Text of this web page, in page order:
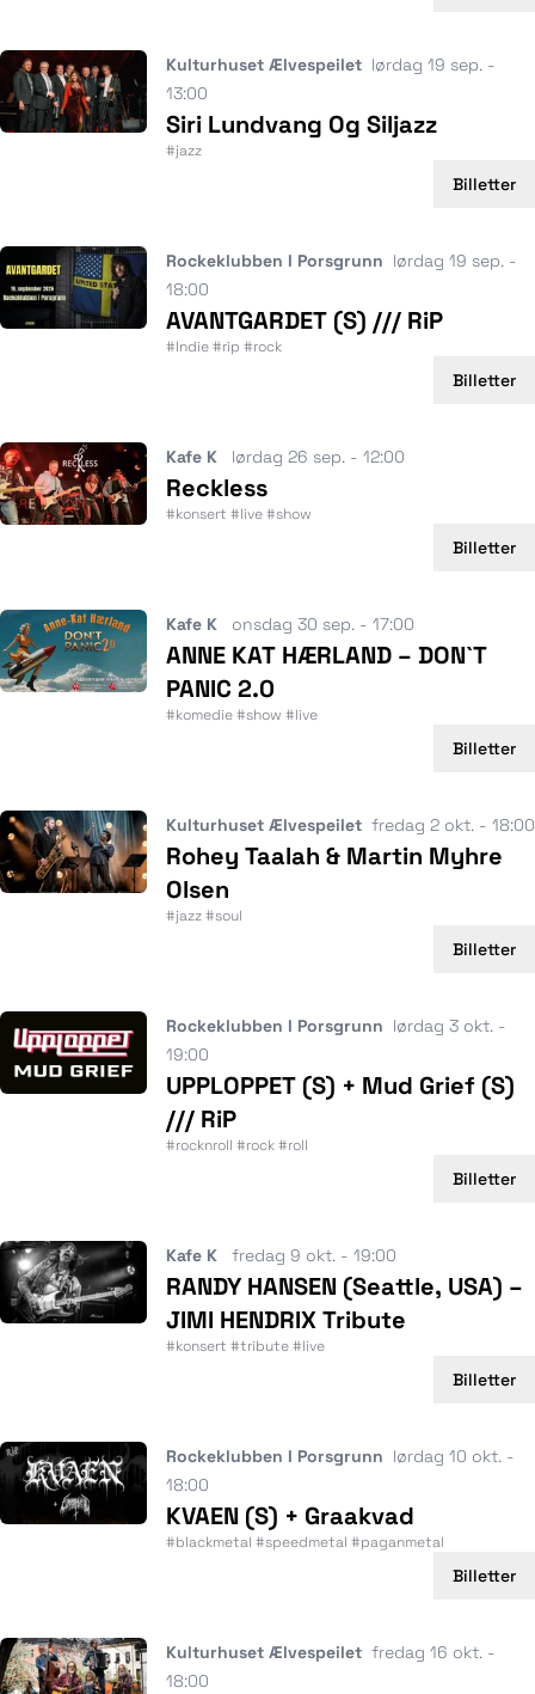
Kulturhuset Ælvespeilet lørdag 19 sep. -
13:00
Siri Lundvang Og Siljazz
#jazz
Billetter
Rockeklubben I Porsgrunn lørdag 19 sep. -
18:00
AVANTGARDET (S) /// RiP
#Indie #rip #rock
Billetter
Kafe K lørdag 26 sep. - 12:00
Reckless
#konsert #live #show
Billetter
Kafe K onsdag 30 sep. - 17:00
ANNE KAT HÆRLAND – DON`T
PANIC 2.0
#komedie #show #live
Billetter
Kulturhuset Ælvespeilet fredag 2 okt. - 18:00
Rohey Taalah & Martin Myhre
Olsen
#jazz #soul
Billetter
Rockeklubben I Porsgrunn lørdag 3 okt. -
19:00
UPPLOPPET (S) + Mud Grief (S)
/// RiP
#rocknroll #rock #roll
Billetter
Kafe K fredag 9 okt. - 19:00
RANDY HANSEN (Seattle, USA) –
JIMI HENDRIX Tribute
#konsert #tribute #live
Billetter
Rockeklubben I Porsgrunn lørdag 10 okt. -
18:00
KVAEN (S) + Graakvad
#blackmetal #speedmetal #paganmetal
Billetter
Kulturhuset Ælvespeilet fredag 16 okt. -
18:00